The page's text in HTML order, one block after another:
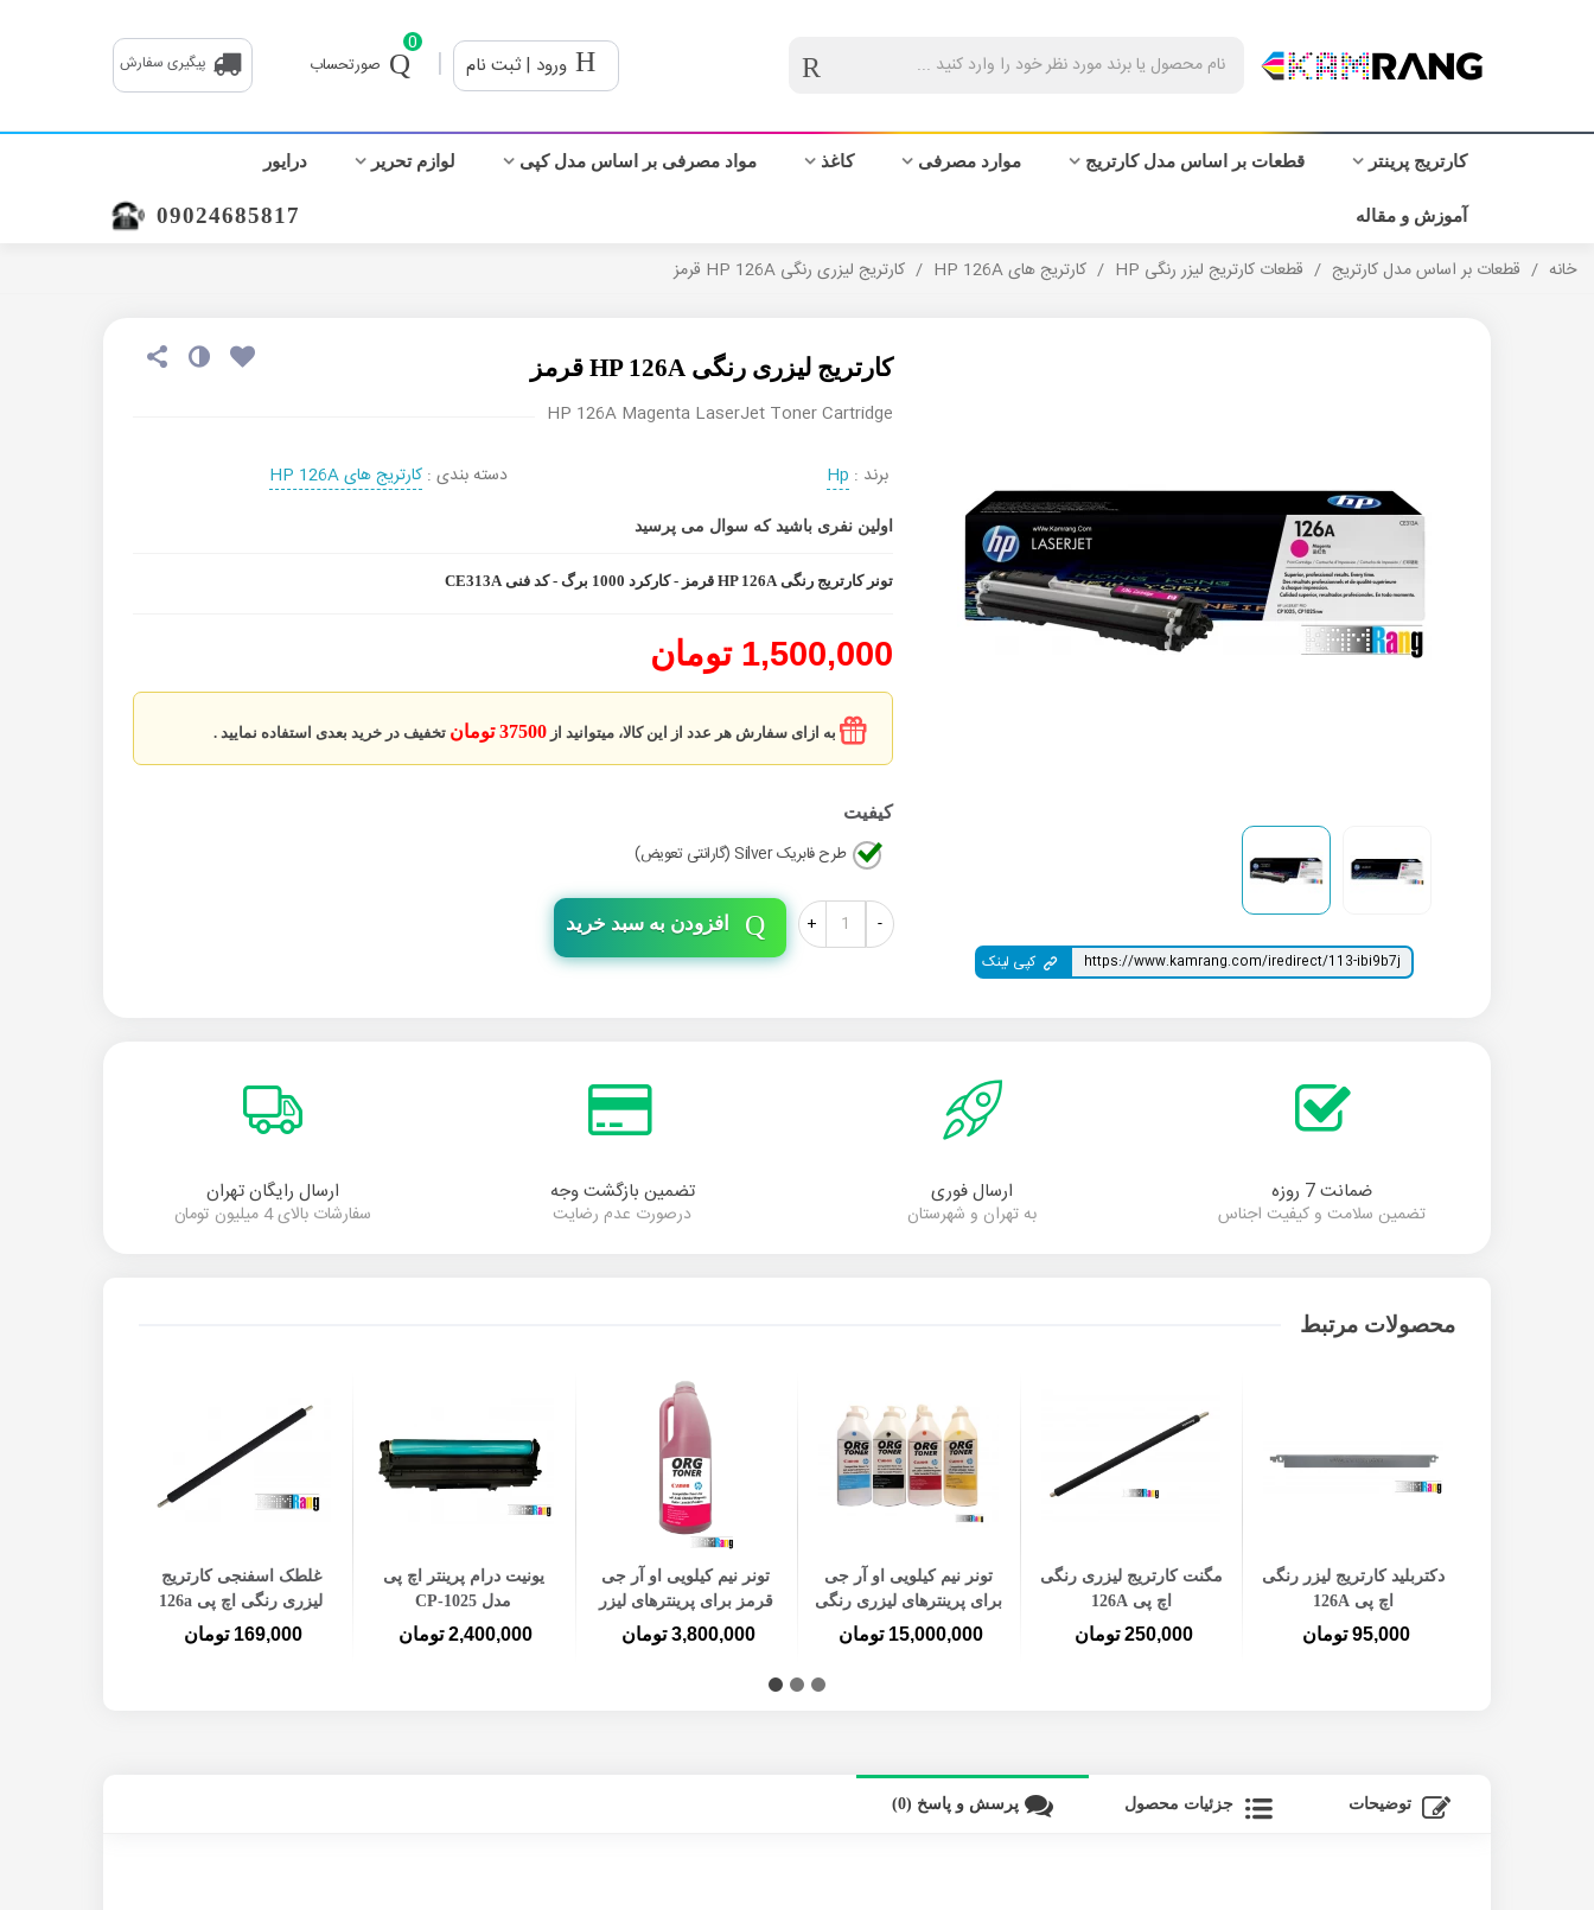
ورود | ثبت نام |
0
صورتحساب
پیگیری سفارش
کارتریج پرینتر قطعات بر اساس مدل کارتریج موارد مصرفی کاغذ مواد مصرفی بر اساس مدل کپی لوازم تحریر درایور
آموزش و مقاله 09024685817
خانه / قطعات بر اساس مدل کارتریج / قطعات کارتریج لیزر رنگی HP / کارتریج های HP 126A / کارتریج لیزری رنگی HP 126A قرمز
کپی لینک
کارتریج لیزری رنگی HP 126A قرمز
HP 126A Magenta LaserJet Toner Cartridge
برند : Hp دسته بندی : کارتریج های HP 126A
اولین نفری باشید که سوال می پرسید
تونر کارتریج رنگی HP 126A قرمز - کارکرد 1000 برگ - کد فنی CE313A
1,500,000 تومان
به ازای سفارش هر عدد از این کالا، میتوانید از37500 تومان تخفیف در خرید بعدی استفاده نمایید .
کیفیت
طرح فابریک Silver (گارانتی تعویض)
-
+ افزودن به سبد خرید
ضمانت 7 روزه
تضمین سلامت و کیفیت اجناس
ارسال فوری
به تهران و شهرستان
تضمین بازگشت وجه
درصورت عدم رضایت
ارسال رایگان تهران
سفارشات بالای 4 میلیون تومان
محصولات مرتبط
افزودن به سبد خرید
دکتربلید کارتریج لیزر رنگی
اچ پی 126A
95,000 تومان
افزودن به سبد خرید
مگنت کارتریج لیزری رنگی
اچ پی 126A
250,000 تومان
افزودن به سبد خرید
تونر نیم کیلویی او آر جی
برای پرینترهای لیزری رنگی
اچ پی و کانن سری کامل
15,000,000 تومان
افزودن به سبد خرید
تونر نیم کیلویی او آر جی
قرمز برای پرینترهای لیزر
رنگی اچ پی و کانن
3,800,000 تومان
افزودن به سبد خرید
یونیت درام پرینتر اچ پی
مدل CP-1025
2,400,000 تومان
افزودن به سبد خرید
غلطک اسفنجی کارتریج
لیزری رنگی اچ پی 126a
169,000 تومان
توضیحات جزئیات محصول پرسش و پاسخ (0)